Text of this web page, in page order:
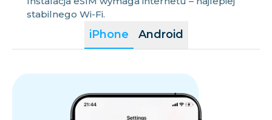
iPhone Android
stabilnego Wi-Fi.